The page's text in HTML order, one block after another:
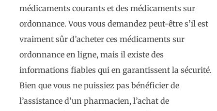
médicaments courants et des médicaments sur
ordonnance. Vous vous demandez peut-être s’il est
vraiment sûr d’acheter ces médicaments sur
ordonnance en ligne, mais il existe des
informations fiables qui en garantissent la sécurité.
Bien que vous ne puissiez pas bénéficier de
l’assistance d’un pharmacien, l’achat de